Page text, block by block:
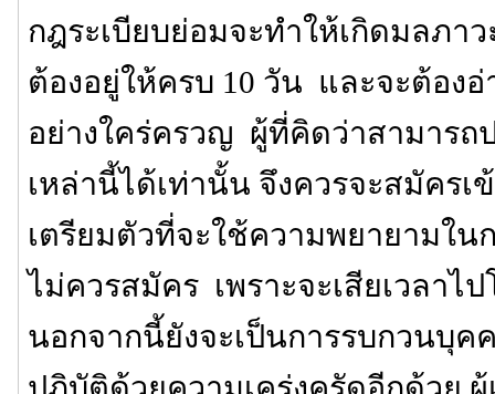
กฎระเบียบย่อมจะทำให้เกิดมลภา
ต้องอยู่ให้ครบ 10 วัน และจะต้องอ่
อย่างใคร่ครวญ ผู้ที่คิดว่าสามาร
เหล่านี้ได้เท่านั้น จึงควรจะสมัคร
เตรียมตัวที่จะใช้ความพยายามใน
ไม่ควรสมัคร เพราะจะเสียเวลาไ
นอกจากนี้ยังจะเป็นการรบกวนบุค